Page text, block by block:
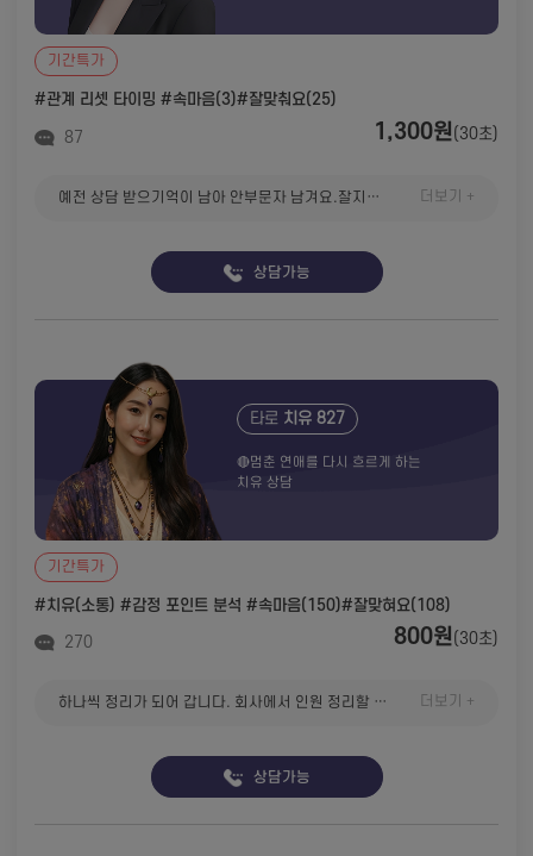
기간특가
#관계 리셋 타이밍 #속마음(3)#잘맞춰요(25)
87 1,300원(30초)
예전 상담 받으기억이 남아 안부문자 남겨요.잘지내시죠 더보기 +
상담가능
타로 치유 827
🔴멈춘 연애를 다시 흐르게 하는
치유 상담
기간특가
#치유(소통) #감정 포인트 분석 #속마음(150)#잘맞혀요(108)
270 800원(30초)
하나씩 정리가 되어 갑니다. 회사에서 인원 정리할 때는 가차 없이 냉혹했는데, 살면서 유독 끊어 내지 못했었네요. 주도권이니 애착이니 밀당이니 이런 것들 평소 알지도 못했던 것들인데 그분 덕분에 심도 있게 파고 들어서 공부도 했고. 돌고 돌아 가장 확실한 처분은 가장 단순하게 연락 끊어 버리고 가만히 처박아 뒀어야 했는데, 굉장히 늦게 알게 되었네요. 사람들은 가끔 본인한테 상대의 에너지가 특별하게 투입되고 있다는 것을 모르거나 알면서도 즐기듯이 받아 들이는 듯 합니다. 애시당초 본인도 이 상황을 즐기리라고는 생각 못했을텐데, 어느 시점부터 상황을 즐기는것 같다라는 생각이 들고 있습니다. 저는 요즘 사람들 말하는 ENTJ이구요, 거래선이든 잠깐 본 사람이든 스캔하듯이 특징을 파악하고 스크린샷 찍듯이 장면을 기억하고 했던 말들도 큰 맥락은 저장한 뒤, 특별한 멘트는 별도로 남겨 둡니다. 또 연락 드릴게요. 더보기 +
상담가능